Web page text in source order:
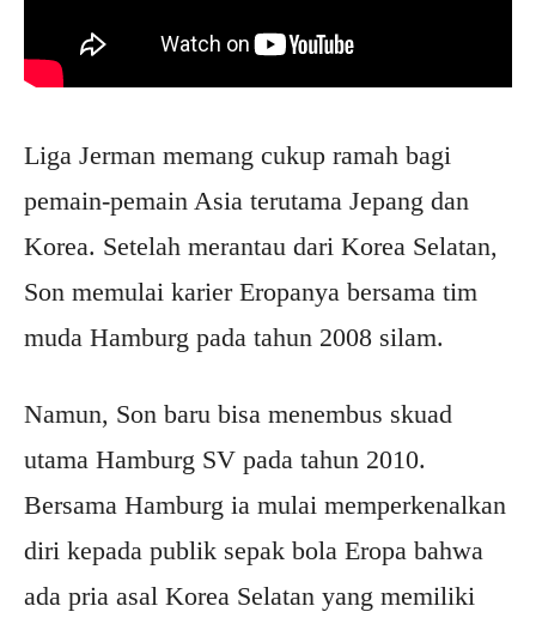
Liga Jerman memang cukup ramah bagi
pemain-pemain Asia terutama Jepang dan
Korea. Setelah merantau dari Korea Selatan,
Son memulai karier Eropanya bersama tim
muda Hamburg pada tahun 2008 silam.
Namun, Son baru bisa menembus skuad
utama Hamburg SV pada tahun 2010.
Bersama Hamburg ia mulai memperkenalkan
diri kepada publik sepak bola Eropa bahwa
ada pria asal Korea Selatan yang memiliki